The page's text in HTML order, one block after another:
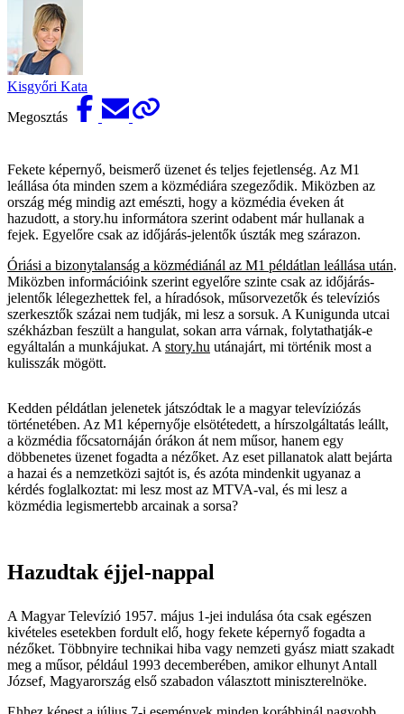
Kisgyőri Kata
Megosztás
Fekete képernyő, beismerő üzenet és teljes fejetlenség. Az M1
leállása óta minden szem a közmédiára szegeződik. Miközben az
ország még mindig azt emészti, hogy a közmédia éveken át
hazudott, a story.hu informátora szerint odabent már hullanak a
fejek. Egyelőre csak az időjárás-jelentők úszták meg szárazon.
Óriási a bizonytalanság a közmédiánál az M1 példátlan leállása után.
Miközben információink szerint egyelőre szinte csak az időjárás-
jelentők lélegezhettek fel, a híradósok, műsorvezetők és televíziós
szerkesztők százai nem tudják, mi lesz a sorsuk. A Kunigunda utcai
székházban feszült a hangulat, sokan arra várnak, folytathatják-e
egyáltalán a munkájukat. A story.hu utánajárt, mi történik most a
kulisszák mögött.
Kedden példátlan jelenetek játszódtak le a magyar televíziózás
történetében. Az M1 képernyője elsötétedett, a hírszolgáltatás leállt,
a közmédia főcsatornáján órákon át nem műsor, hanem egy
döbbenetes üzenet fogadta a nézőket. Az eset pillanatok alatt bejárta
a hazai és a nemzetközi sajtót is, és azóta mindenkit ugyanaz a
kérdés foglalkoztat: mi lesz most az MTVA-val, és mi lesz a
közmédia legismertebb arcainak a sorsa?
Hazudtak éjjel-nappal
A Magyar Televízió 1957. május 1-jei indulása óta csak egészen
kivételes esetekben fordult elő, hogy fekete képernyő fogadta a
nézőket. Többnyire technikai hiba vagy nemzeti gyász miatt szakadt
meg a műsor, például 1993 decemberében, amikor elhunyt Antall
József, Magyarország első szabadon választott miniszterelnöke.